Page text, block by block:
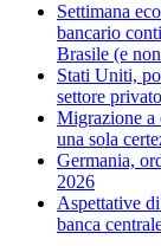
Settimana
bancario
Brasile (e
Stati Uniti,
settore
Migrazione a
una sola
Germania,
2026
Aspettative
banca